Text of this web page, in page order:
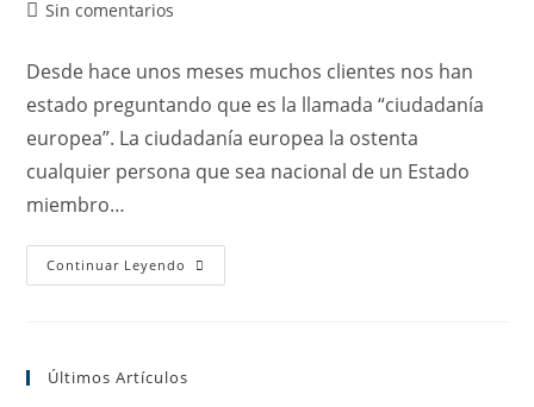
entrada:
Comentarios
la
entrada:
Sin comentarios
Desde hace unos meses muchos clientes nos han
estado preguntando que es la llamada “ciudadanía
europea”. La ciudadanía europea la ostenta
cualquier persona que sea nacional de un Estado
miembro…
Continuar Leyendo Ciudadanía
Europea
Últimos Artículos